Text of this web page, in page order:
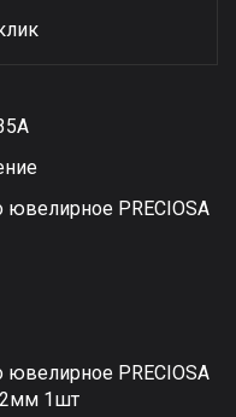
ювелирное PRECIOSA
ювелирное PRECIOSA
1шт